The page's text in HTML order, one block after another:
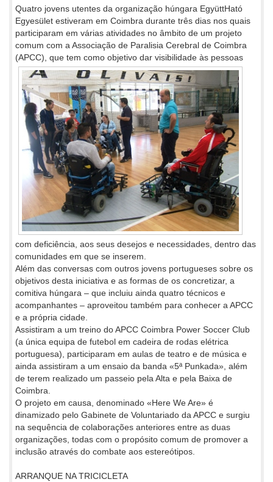
Quatro jovens utentes da organização húngara EgyüttHató
Egyesület estiveram em Coimbra durante três dias nos quais
participaram em várias atividades no âmbito de um projeto
comum com a Associação de Paralisia Cerebral de Coimbra
(APCC), que tem como objetivo dar visibilidade às pessoas
com deficiência, aos seus desejos e necessidades, dentro das
comunidades em que se inserem.
Além das conversas com outros jovens portugueses sobre os
objetivos desta iniciativa e as formas de os concretizar, a
comitiva húngara – que incluiu ainda quatro técnicos e
acompanhantes – aproveitou também para conhecer a APCC
e a própria cidade.
Assistiram a um treino do APCC Coimbra Power Soccer Club
(a única equipa de futebol em cadeira de rodas elétrica
portuguesa), participaram em aulas de teatro e de música e
ainda assistiram a um ensaio da banda «5ª Punkada», além
de terem realizado um passeio pela Alta e pela Baixa de
Coimbra.
O projeto em causa, denominado «Here We Are» é
dinamizado pelo Gabinete de Voluntariado da APCC e surgiu
na sequência de colaborações anteriores entre as duas
organizações, todas com o propósito comum de promover a
inclusão através do combate aos estereótipos.
ARRANQUE NA TRICICLETA